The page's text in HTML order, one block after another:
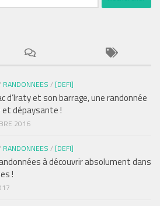
RANDONNEES / [DEFI]
d’Iraty et son barrage, une randonnée
et dépaysante !
2016
RANDONNEES / [DEFI]
à découvrir absolument dans
!